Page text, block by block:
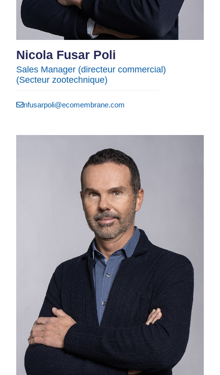
Nicola Fusar Poli
Sales Manager (directeur commercial)
(Secteur zootechnique)
nfusarpoli@ecomembrane.com